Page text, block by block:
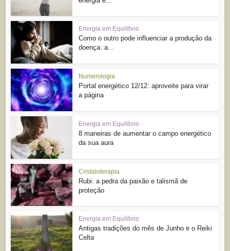
Energia em Equilíbrio
Como o outro pode influenciar a produção da
doença: a...
Numerologia
Portal energético 12/12: aproveite para virar
a página
Energia em Equilíbrio
8 maneiras de aumentar o campo energético
da sua aura
Cristaloterapia
Rubi: a pedra da paixão e talismã de
proteção
Energia em Equilíbrio
Antigas tradições do mês de Junho e o Reiki
Celta